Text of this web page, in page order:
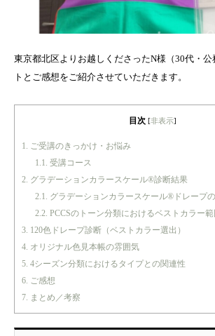
東京都北区よりお越しくださったN様（30代・
トとご感想をご紹介させていただきます。
目次 [非表示]
1. ご受講のきっかけ・お悩み
1.1. 受講コース
2. グラデーションカラースケール®診断結果
2.1. グラデーションカラースケール®ドレープ
2.2. PCCSのトーン分類におけるベストカラー範
3. 120色ドレープ診断（ベストカラー選出）
4. オリジナル色見本帳の雰囲気
5. 4シーズン分類におけるタイプとの関連性
6. ご感想
7. まとめ／考察